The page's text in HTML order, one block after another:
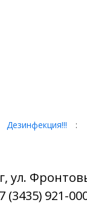
Дезинфекция!!!
:
ул.
(3435) 921-